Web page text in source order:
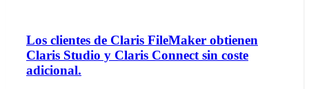
Los clientes de Claris FileMaker obtienen
Claris Studio y Claris Connect sin coste
adicional.